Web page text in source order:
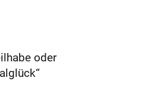
oder